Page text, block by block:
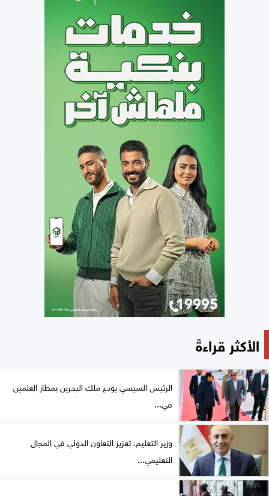
الأكثر قراءةً
الرئيس السيسي يودع ملك البحرين بمطار العلمين
في...
وزير التعليم: تعزيز التعاون الدولي في المجال
التعليمي...